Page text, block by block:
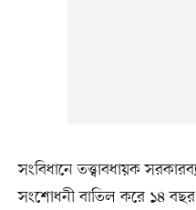
সংবিধানে তত্ত্বাবধায়ক
সংশোধনী বাতিল করে ১৪